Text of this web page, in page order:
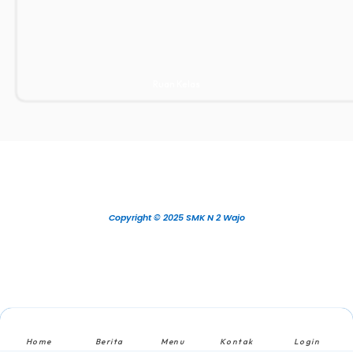
Copyright © 2025 SMK N 2 Wajo
Home Berita Menu Kontak Login